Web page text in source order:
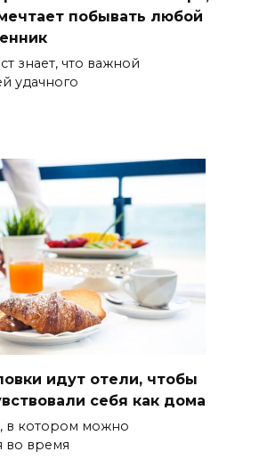
побывать любой
знает, что важной
удачного
идут отели, чтобы
себя как дома
в котором можно
во время